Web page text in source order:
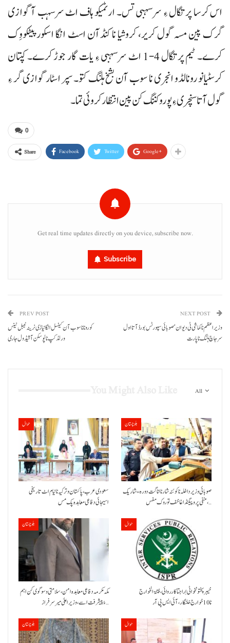
اس کرسا پرتگال ءِ سرسہبی تس۔ ارٹمیکو ہاف اٹ سرسہب آ گوازی
گرک پین مسہ گول کریر، کروشیا نا کنڈآن اسٹ انگا اسکور پیٹکووِک
کرے۔ ٹیم پرتگال 4-1 اٹ سرسہبی ءِ یات گار جوڑ کرے۔ کپتان
کرسٹیانو رونالڈو انجری نا سوب آن بشخ ہلنگ کتو۔ سپر اسٹار گوازی گر ءِ
گول آتا سنچری ءِ پورو کننگ کن پین انتظار کروئی تما۔
0
Share Facebook Twitter Google+
Get real time updates directly on you device, subscribe now.
Subscribe
PREV POST
کورونا نا سوب آن کینسل انگا نیاڑی نرینہ ٹیبل ٹینس
ورلڈکپ نا پُوسکن آ شیڈول جاری
NEXT POST
وزیراعظم نا کماشی ٹی دیوان‘صوبائی سپورٹس بورڈ آتا اول
سر جاچ ہلنگ نا پارت
All
حوال
سعودی عرب، پاکستان و ترکیہ نا نیام اٹ تاریخی
اسیجائی دفاعی معاہدہ پک مس
بلوچستان
صوبائی وزیر داخلہ نا کوئٹہ شار نا اناگت دورہ،، شاریک
منفی پروپیگنڈا غا خف توروک مفس،…
بلوچستان
مکہ مکرمہ دفاعی معاہدہ امن، سلامتی و سوگوی کن اہم
ءُ پیشرفت اسے،وزیراعلیٰ میر سرفراز…
حوال
خیبر پختونخوا ٹی اِرا جتا کارروائی، فتنۃ الخوارج
نا 10خوارج خلنگار،آئی ایس پی آر
بلوچستان حوال